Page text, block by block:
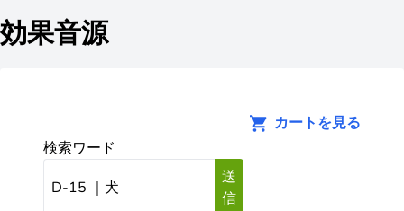
効果音源
カートを見る
検索ワード
送
信